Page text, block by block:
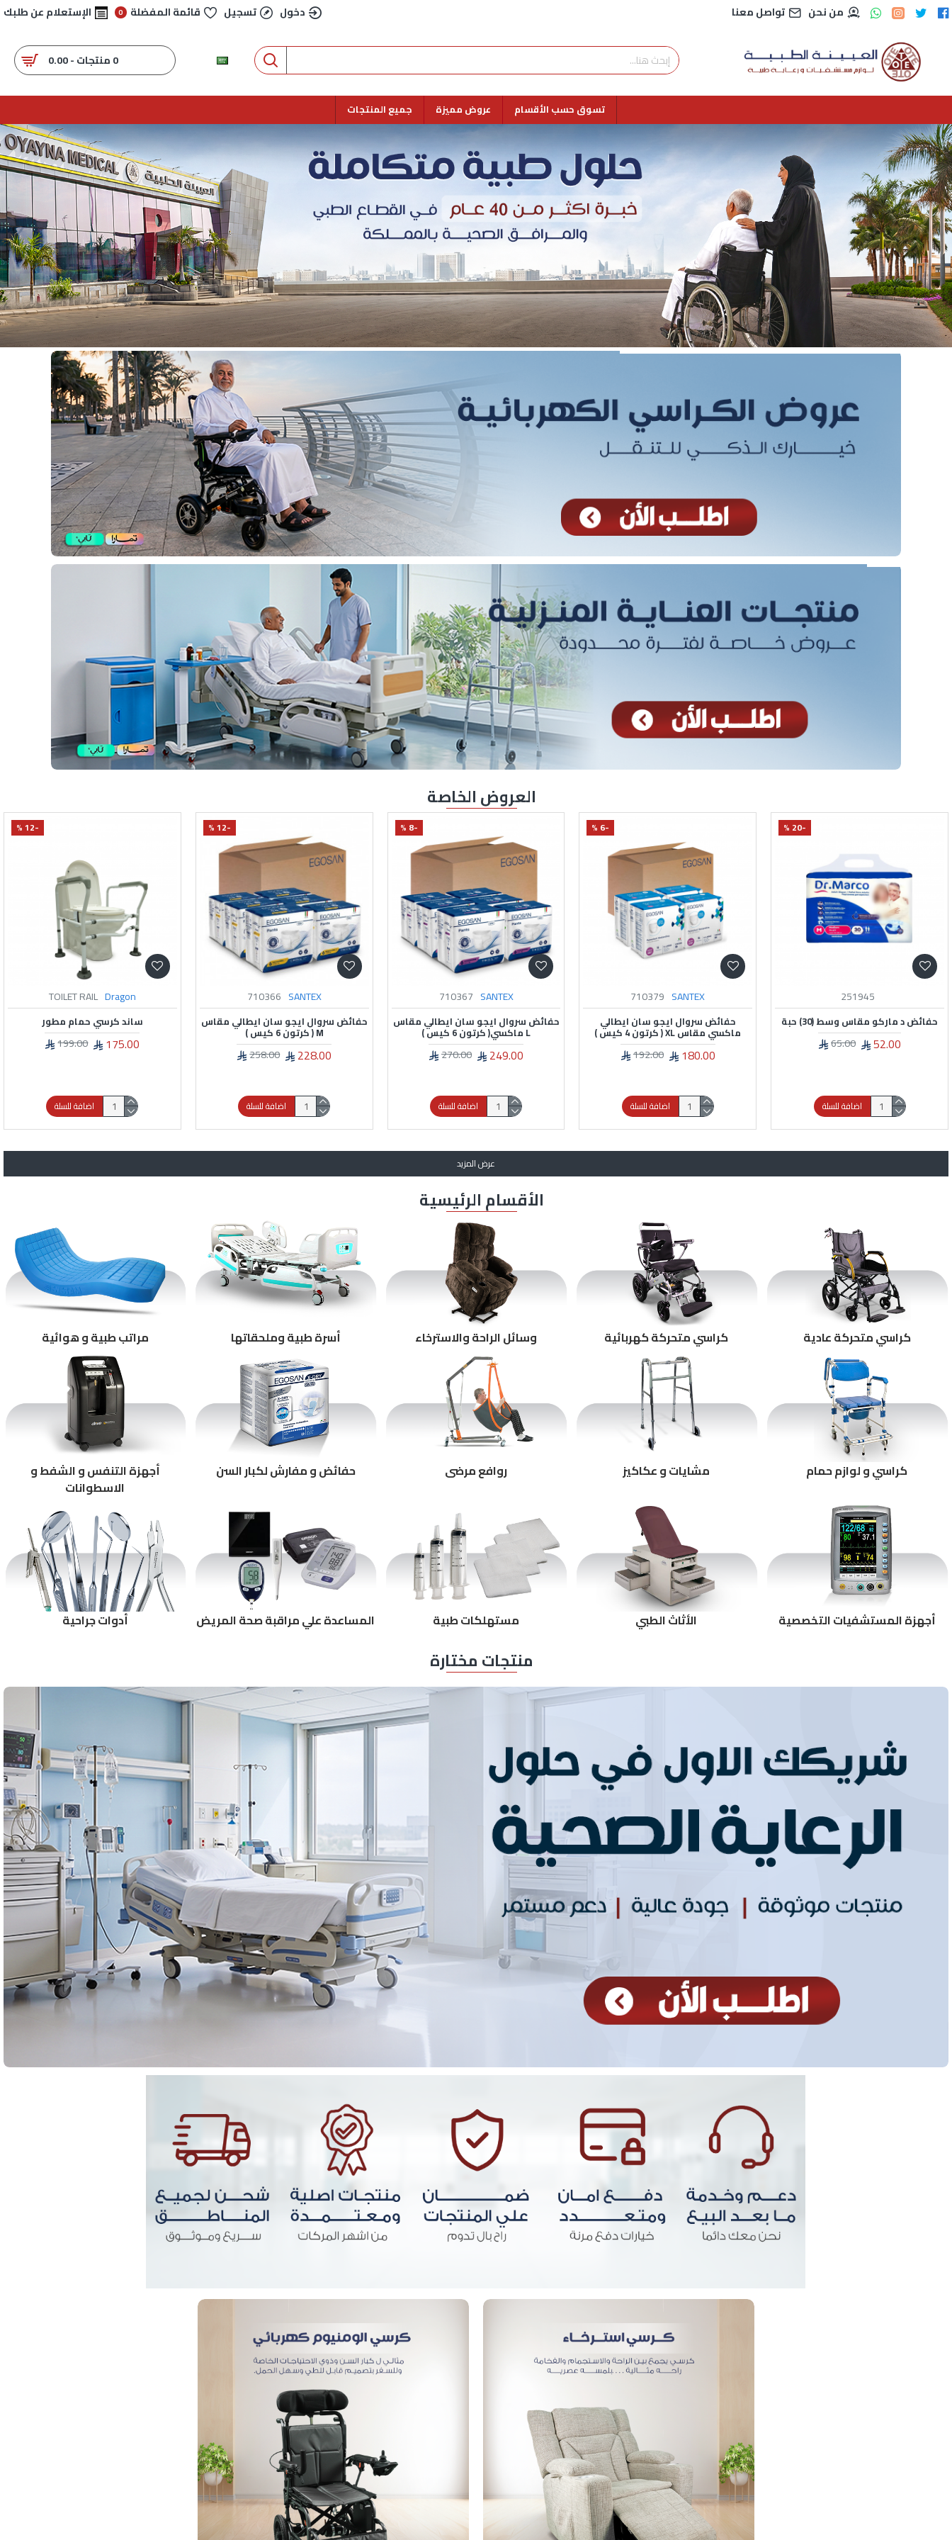
من نحن تواصل معنا دخول تسجيل قائمة المفضلة 0 الإستعلام عن طلبك
0 منتجات - 0.00
تسوق حسب الأقسام عروض مميزة جميع المنتجات
العروض الخاصة
-17 %
251949
سروايل كلوت د ماركو – 30 حبة –
مقاس كبير ( L )
62.00
اضافة للسلة
251950
سروايل كلوت د ماركو – 30 حبة –
مقاس كبيرجدا ( XL )
65.00
80.00
اضافة للسلة
يتوفر قريباً
251948
سروايل كلوت د ماركو – 30 حبة –
مقاس وسط ( M )
60.00
70.00
غير متوفر
-18 %
شراء من المخزون المتوفر -BUY FROM
AVAILABLE
HOSPITAL BED
سرير كهربائي 4 حركات شديد الانخفاض
اضافة للسلة
-6 %
HOSPITAL BED DW-EB03-A1
شديد الانخفاض
2,499.00
2,650.00
اضافة للسلة
عرض المزيد
الأقسام الرئيسية
كراسي متحركة عادية كراسي متحركة كهربائية وسائل الراحة والاسترخاء أسرة طبية وملحقاتها مراتب طبية و هوائية
كراسي و لوازم حمام مشايات و عكاكيز روافع مرضى حفائض و مفارش لكبار السن
أجهزة التنفس و الشفط و
الاسطوانات
أجهزة المستشفيات التخصصية الأثاث الطبي مستهلكات طبية المساعدة علي مراقبة صحة المريض أدوات جراحية
منتجات مختارة